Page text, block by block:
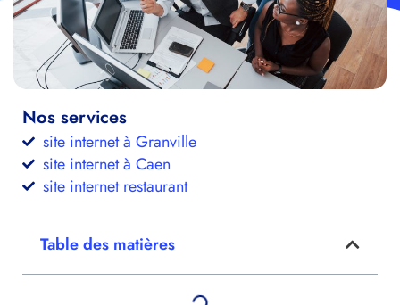
Nos services
site internet à Granville
site internet à Caen
site internet restaurant
Table des matières